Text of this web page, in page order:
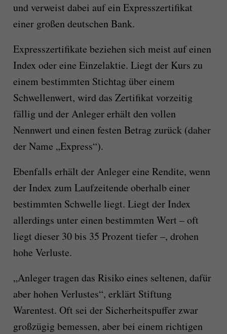
und verweist dabei auf ein Expresszertifikat
einer großen deutschen Bank.
Expresszertifikate beziehen sich meist auf einen
Index oder eine Einzelaktie. Liegt der Kurs zu
einem bestimmten Stichtag über einem
Schwellenwert, wird das Zertifikat vorzeitig
fällig und der Anleger erhält den vollen
Nennwert und einen festen Betrag zurück (daher
der Name „Express“).
Ebenfalls erhält der Anleger eine Rendite, wenn
der Index zum Laufzeitende oberhalb einer
bestimmten Schwelle liegt. Liegt der Index
allerdings unter einen bestimmten Wert – oft
liegt dieser 30 bis 35 Prozent tiefer –, drohen
hohe Verluste.
„Anleger tragen das Risiko eines seltenen, dafür
aber hohen Verlustes“, erklärt Stiftung
Warentest. Oft sei der Sicherheitspuffer zwar
großzügig bemessen, aber bei einem richtigen